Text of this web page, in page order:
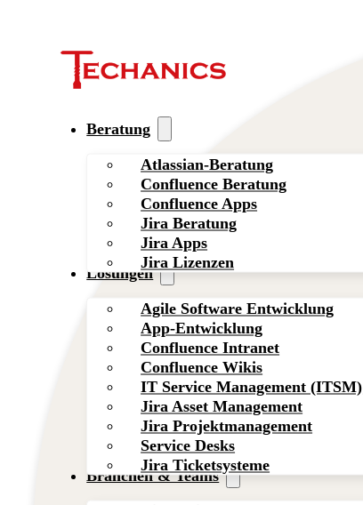
Beratung
Atlassian-Beratung
Confluence Beratung
Confluence Apps
Jira Beratung
Jira Apps
Jira Lizenzen
Lösungen
Agile Software Entwicklung
App-Entwicklung
Confluence Intranet
Confluence Wikis
IT Service Management (ITSM)
Jira Asset Management
Jira Projektmanagement
Service Desks
Jira Ticketsysteme
Branchen & Teams